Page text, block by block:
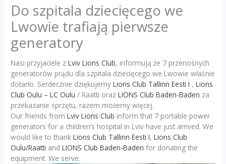
Do szpitala dziecięcego we
Lwowie trafiają pierwsze
generatory
Nasi przyjaciele zLviv Lions Club, informują że 7 przenośnych
generatorów prądu dla szpitala dziecięcego we Lwowie właśnie
dotarło. Serdecznie dziękujemyLions Club Tallinn Eesti I ,Lions
Club Oulu – LC Oulu / Raatti orazLIONS Club Baden-Baden za
przekazanie sprzętu, razem możemy więcej.
Our friends fromLviv Lions Club inform that 7 portable power
generators for a children’s hospital in Lviv have just arrived. We
would like to thankLions Club Tallinn Eesti I,Lions Club
Oulu/Raatti andLIONS Club Baden-Baden for donating the
equipment. We serve.